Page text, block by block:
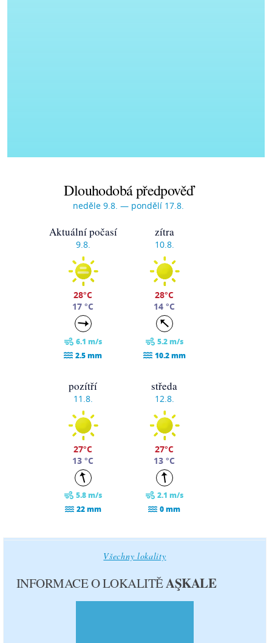
Dlouhodobá předpověď
neděle 9.8. — pondělí 17.8.
Aktuální počasí
9.8.
28°C
17 °C
6.1 m/s
2.5 mm
zítra
10.8.
28°C
14 °C
5.2 m/s
10.2 mm
pozítří
11.8.
27°C
13 °C
5.8 m/s
22 mm
středa
12.8.
27°C
13 °C
2.1 m/s
0 mm
čtvrtek
28°C
pátek
14.8.
29°C
Všechny lokality
INFORMACE O LOKALITĚAŞKALE